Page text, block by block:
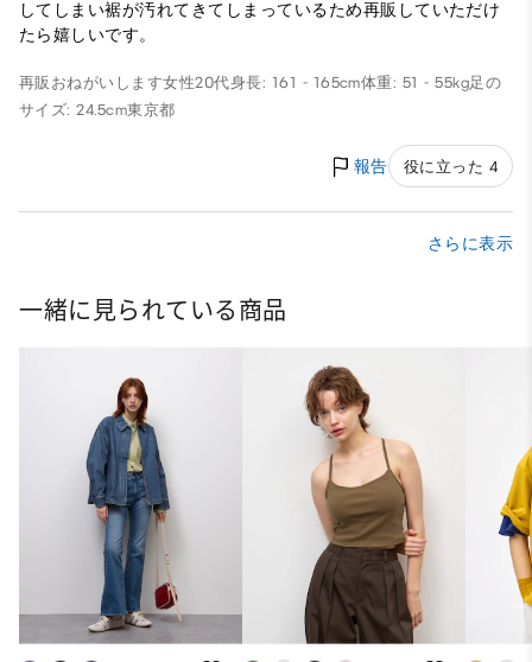
してしまい裾が汚れてきてしまっているため再販していただけ
たら嬉しいです。
再販おねがいします女性20代身長: 161 - 165cm体重: 51 - 55kg足の
サイズ: 24.5cm東京都
報告 役に立った 4
さらに表示
一緒に見られている商品